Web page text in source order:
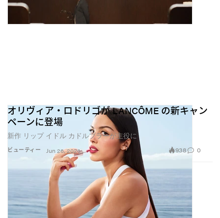
ビューティー
オリヴィア・ロドリゴが LANCÔME の新キャン
ペーンに登場
新作 リップ イドル カドルブラーが主役に
Jun 26, 2026 938 0